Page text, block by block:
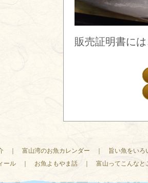
販売証明書に
富山湾のお魚カレンダー
旨い魚をいろ
ール お魚よもやま話 富山ってこんなと